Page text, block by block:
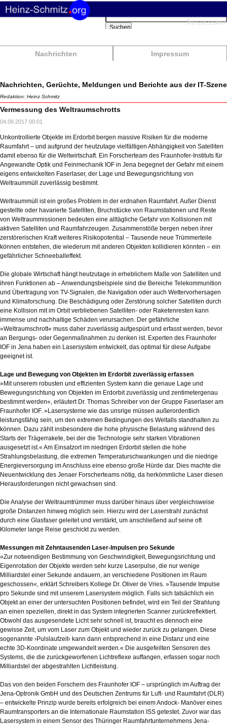
Nachrichten Impressum
Suchbegriffe
Suchen
Nachrichten, Gerüchte, Meldungen und Berichte aus der IT-Szene
Redaktion: Heinz Schmitz
Vermessung des Weltraumschrotts
04.09.2017 00:01
Unkontrollierte Objekte im Erdorbit bergen massive Risiken für die moderne
Raumfahrt – und aufgrund der heutzutage vielfältigen Abhängigkeit von Satelliten
damit ebenso für die Weltwirtschaft. Ein Forscherteam des Fraunhofer-Instituts für
Angewandte Optik und Feinmechanik IOF in Jena begegnet der Gefahr mit einem
eigens entwickelten Faserlaser, der Lage und Bewegungsrichtung von
Weltraummüll zuverlässig bestimmt.
Weltraummüll ist ein großes Problem in der erdnahen Raumfahrt. Außer Dienst
gestellte oder havarierte Satelliten, Bruchstücke von Raumstationen und Reste
von Weltraummissionen bedeuten eine alltägliche Gefahr von Kollisionen mit
aktiven Satelliten und Raumfahrzeugen. Zusammenstöße bergen neben ihrer
zerstörerischen Kraft weiteres Risikopotential – Tausende neue Trümmerteile
können entstehen, die wiederum mit anderen Objekten kollidieren könnten – ein
gefährlicher Schneeballeffekt.
Die globale Wirtschaft hängt heutzutage in erheblichem Maße von Satelliten und
ihren Funktionen ab – Anwendungsbeispiele sind die Bereiche Telekommunition
und Übertragung von TV-Signalen, die Navigation oder auch Wettervorhersagen
und Klimaforschung. Die Beschädigung oder Zerstörung solcher Satelliten durch
eine Kollision mit im Orbit verbliebenen Satelliten- oder Raketenresten kann
immense und nachhaltige Schäden verursachen. Der gefährliche
»Weltraumschrott« muss daher zuverlässig aufgespürt und erfasst werden, bevor
an Bergungs- oder Gegenmaßnahmen zu denken ist. Experten des Fraunhofer
IOF in Jena haben ein Lasersystem entwickelt, das optimal für diese Aufgabe
geeignet ist.
Lage und Bewegung von Objekten im Erdorbit zuverlässig erfassen
»Mit unserem robusten und effizienten System kann die genaue Lage und
Bewegungsrichtung von Objekten im Erdorbit zuverlässig und zentimetergenau
bestimmt werden«, erläutert Dr. Thomas Schreiber von der Gruppe Faserlaser am
Fraunhofer IOF. »Lasersysteme wie das unsrige müssen außerordentlich
leistungsfähig sein, um den extremen Bedingungen des Weltalls standhalten zu
können. Dazu zählt insbesondere die hohe physische Belastung während des
Starts der Trägerrakete, bei der die Technologie sehr starken Vibrationen
ausgesetzt ist.« Am Einsatzort im niedrigen Erdorbit stellen die hohe
Strahlungsbelastung, die extremen Temperaturschwankungen und die niedrige
Energieversorgung im Anschluss eine ebenso große Hürde dar. Dies machte die
Neuentwicklung des Jenaer Forscherteams nötig, da herkömmliche Laser diesen
Herausforderungen nicht gewachsen sind.
Die Analyse der Weltraumtrümmer muss darüber hinaus über vergleichsweise
große Distanzen hinweg möglich sein. Hierzu wird der Laserstrahl zunächst
durch eine Glasfaser geleitet und verstärkt, um anschließend auf seine oft
Kilometer lange Reise geschickt zu werden.
Messungen mit Zehntausenden Laser-Impulsen pro Sekunde
»Zur notwendigen Bestimmung von Geschwindigkeit, Bewegungsrichtung und
Eigenrotation der Objekte werden sehr kurze Laserpulse, die nur wenige
Milliardstel einer Sekunde andauern, an verschiedene Positionen im Raum
geschossen«, erklärt Schreibers Kollege Dr. Oliver de Vries. »Tausende Impulse
pro Sekunde sind mit unserem Lasersystem möglich. Falls sich tatsächlich ein
Objekt an einer der untersuchten Positionen befindet, wird ein Teil der Strahlung
an einen speziellen, direkt in das System integrierten Scanner zurückreflektiert.
Obwohl das ausgesendete Licht sehr schnell ist, braucht es dennoch eine
gewisse Zeit, um vom Laser zum Objekt und wieder zurück zu gelangen. Diese
sogenannte ›Pulslaufzeit‹ kann dann entsprechend in eine Distanz und eine
echte 3D-Koordinate umgewandelt werden.« Die ausgefeilten Sensoren des
Systems, die die zurückgeworfenen Lichtreflexe auffangen, erfassen sogar noch
Milliardstel der abgestrahlten Lichtleistung.
Das von den beiden Forschern des Fraunhofer IOF – ursprünglich im Auftrag der
Jena-Optronik GmbH und des Deutschen Zentrums für Luft- und Raumfahrt (DLR)
– entwickelte Prinzip wurde bereits erfolgreich bei einem Andock- Manöver eines
Raumtransporters an die Internationale Raumstation ISS getestet. Zuvor war das
Lasersystem in einem Sensor des Thüringer Raumfahrtunternehmens Jena-